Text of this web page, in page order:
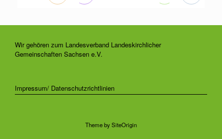
Wir gehören zum Landesverband Landeskirchlicher
Gemeinschaften Sachsen e.V.
Impressum/ Datenschutzrichtlinien
Theme bySiteOrigin